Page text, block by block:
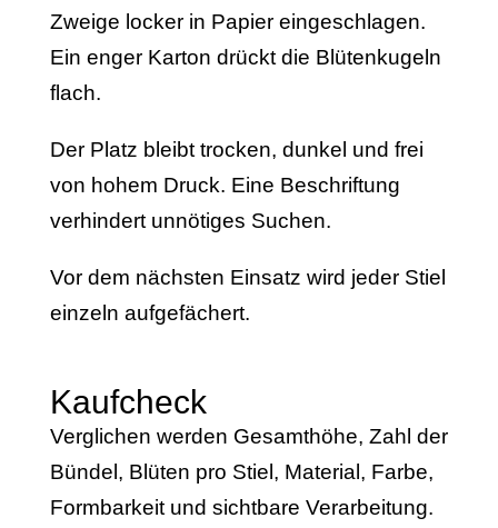
Zweige locker in Papier eingeschlagen.
Ein enger Karton drückt die Blütenkugeln
flach.
Der Platz bleibt trocken, dunkel und frei
von hohem Druck. Eine Beschriftung
verhindert unnötiges Suchen.
Vor dem nächsten Einsatz wird jeder Stiel
einzeln aufgefächert.
Kaufcheck
Verglichen werden Gesamthöhe, Zahl der
Bündel, Blüten pro Stiel, Material, Farbe,
Formbarkeit und sichtbare Verarbeitung.